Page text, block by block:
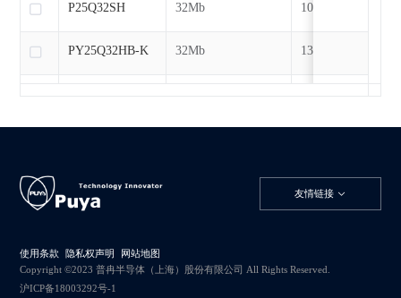
32Mb 104MHz
32Mb 133MHz
104MHz
1Mb 70MHz
P25Q32SH
PY25Q32HB-K
P25D09L
友情链接
使用条款 隐私权声明
网站地图
Copyright ©2023 普冉半导体（上海）股份有限公司 All Rights Reserved.
沪ICP备18003292号-1